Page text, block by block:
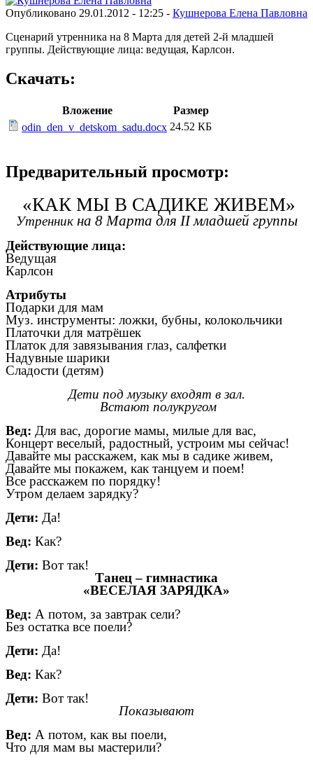
Опубликовано 29.01.2012 - 12:25 - Кушнерова Елена Павловна
Сценарий утренника на 8 Марта для детей 2-й младшей
группы. Действующие лица: ведущая, Карлсон.
Скачать:
Вложение
Размер
odin_den_v_detskom_sadu.docx 24.52 КБ
Предварительный просмотр:
«КАК МЫ В САДИКЕ ЖИВЕМ»
Утренник на 8 Марта для II младшей группы
Действующие лица:
Ведущая
Карлсон
Атрибуты
Подарки для мам
Муз. инструменты: ложки, бубны, колокольчики
Платочки для матрёшек
Платок для завязывания глаз, салфетки
Надувные шарики
Сладости (детям)
Дети под музыку входят в зал.
Встают полукругом
Вед: Для вас, дорогие мамы, милые для вас,
Концерт веселый, радостный, устроим мы сейчас!
Давайте мы расскажем, как мы в садике живем,
Давайте мы покажем, как танцуем и поем!
Все расскажем по порядку!
Утром делаем зарядку?
Дети: Да!
Вед: Как?
Дети: Вот так!
Танец – гимнастика
«ВЕСЕЛАЯ ЗАРЯДКА»
Вед: А потом, за завтрак сели?
Без остатка все поели?
Дети: Да!
Вед: Как?
Дети: Вот так!
Показывают
Вед: А потом, как вы поели,
Что для мам вы мастерили?